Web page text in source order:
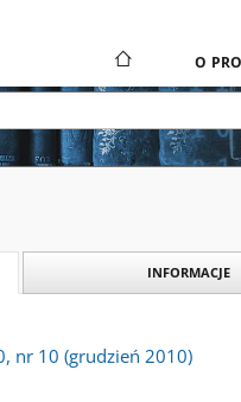
O
INFORMACJE
nr 10 (grudzień 2010)